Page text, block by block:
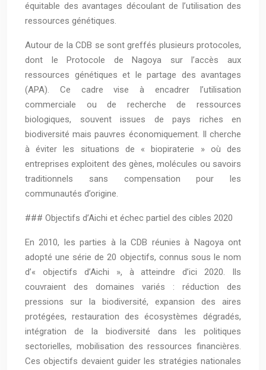
équitable des avantages découlant de l’utilisation des
ressources génétiques.
Autour de la CDB se sont greffés plusieurs protocoles,
dont le Protocole de Nagoya sur l’accès aux
ressources génétiques et le partage des avantages
(APA). Ce cadre vise à encadrer l’utilisation
commerciale ou de recherche de ressources
biologiques, souvent issues de pays riches en
biodiversité mais pauvres économiquement. Il cherche
à éviter les situations de « biopiraterie » où des
entreprises exploitent des gènes, molécules ou savoirs
traditionnels sans compensation pour les
communautés d’origine.
### Objectifs d’Aichi et échec partiel des cibles 2020
En 2010, les parties à la CDB réunies à Nagoya ont
adopté une série de 20 objectifs, connus sous le nom
d’« objectifs d’Aichi », à atteindre d’ici 2020. Ils
couvraient des domaines variés : réduction des
pressions sur la biodiversité, expansion des aires
protégées, restauration des écosystèmes dégradés,
intégration de la biodiversité dans les politiques
sectorielles, mobilisation des ressources financières.
Ces objectifs devaient guider les stratégies nationales